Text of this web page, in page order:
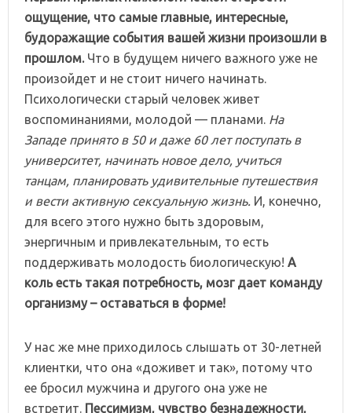
ощущение, что самые главные, интересные,
будоражащие события вашей жизни произошли в
прошлом.Что в будущем ничего важного уже не
произойдет и не стоит ничего начинать.
Психологически старый человек живет
воспоминаниями, молодой — планами. На
Западе принято в 50 и даже 60 лет поступать в
университет, начинать новое дело, учиться
танцам, планировать удивительные путешествия
и вести активную сексуальную жизнь. И, конечно,
для всего этого нужно быть здоровым,
энергичным и привлекательным, то есть
поддерживать молодость биологическую! А
коль есть такая потребность, мозг дает команду
организму – оставаться в форме!
У нас же мне приходилось слышать от 30-летней
клиентки, что она «доживет и так», потому что
ее бросил мужчина и другого она уже не
встретит. Пессимизм, чувство безнадежности,